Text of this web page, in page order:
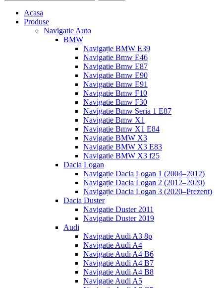
Acasa
Produse
Navigatie Auto
BMW
Navigație BMW E39
Navigatie Bmw E46
Navigatie Bmw E87
Navigatie Bmw E90
Navigatie Bmw E91
Navigatie Bmw F10
Navigatie Bmw F30
Navigatie Bmw Seria 1 E87
Navigatie Bmw X1
Navigatie Bmw X1 E84
Navigatie BMW X3
Navigatie BMW X3 E83
Navigatie BMW X3 f25
Dacia Logan
Navigație Dacia Logan 1 (2004–2012)
Navigație Dacia Logan 2 (2012–2020)
Navigație Dacia Logan 3 (2020–Prezent)
Dacia Duster
Navigatie Duster 2011
Navigatie Duster 2019
Audi
Navigatie Audi A3 8p
Navigatie Audi A4
Navigatie Audi A4 B6
Navigatie Audi A4 B7
Navigatie Audi A4 B8
Navigatie Audi A5